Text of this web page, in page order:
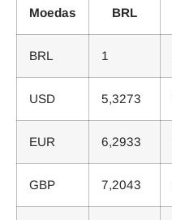
Moedas BRL
BRL 1
USD 5,3273
EUR 6,2933
GBP 7,2043